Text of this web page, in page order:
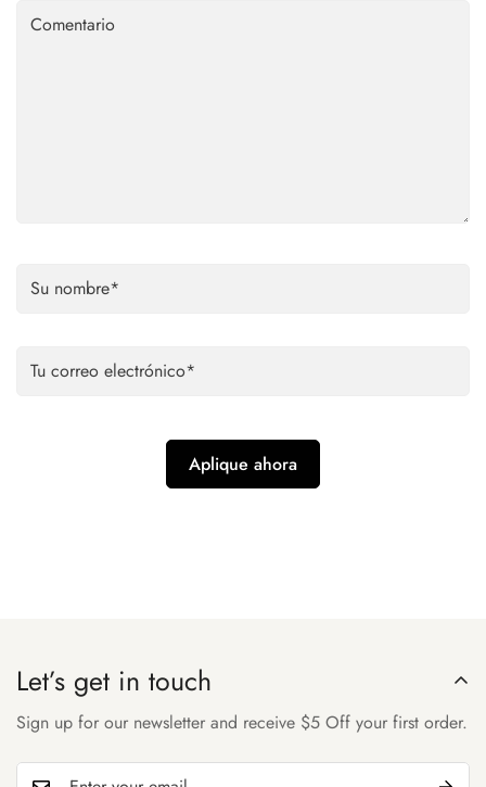
Let’s get in touch
Sign up for our newsletter and receive $5 Off your first order.